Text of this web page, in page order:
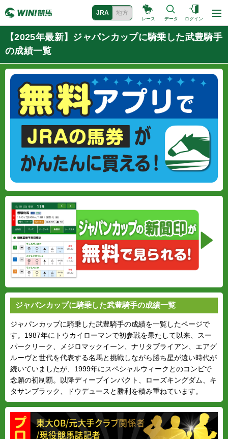
JRA 地方
レース データ ログイン
【2025年最新】ジャパンカップに騎乗した武豊騎手
の成績一覧
ジャパンカップに騎乗した武豊騎手の成績一覧
ジャパンカップに騎乗した武豊騎手の成績を一覧したページで
す。1987年にトウカイローマンで初参戦を果たして以来、スー
パークリーク、メジロマックイーン、ナリタブライアン、エアグ
ルーヴと世代を代表する名馬と挑戦しながら勝ち星が遠い時代が
続いていましたが、1999年にスペシャルウィークとのコンビで
念願の初制覇。以降ディープインパクト、ローズキングダム、キ
タサンブラック、ドウデュースと勝利を積み重ねています。